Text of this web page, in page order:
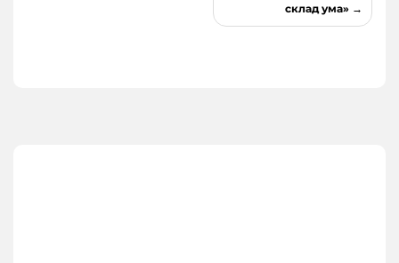
склад ума»